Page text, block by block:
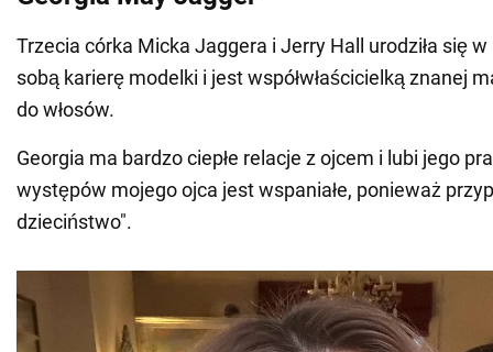
Trzecia córka Micka Jaggera i Jerry Hall urodziła się
sobą karierę modelki i jest współwłaścicielką znanej
do włosów.
Georgia ma bardzo ciepłe relacje z ojcem i lubi jego
występów mojego ojca jest wspaniałe, ponieważ
dzieciństwo".